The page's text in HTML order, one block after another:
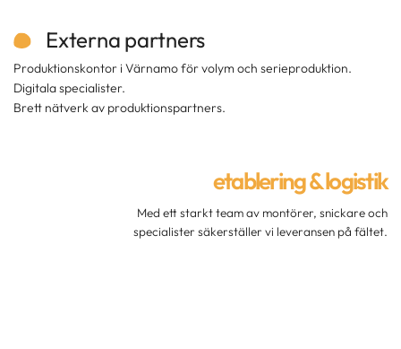
Externa partners
Produktionskontor i Värnamo för volym och serieproduktion.
Digitala specialister.
Brett nätverk av produktionspartners.
etablering & logistik
Med ett starkt team av montörer, snickare och
specialister säkerställer vi leveransen på fältet.